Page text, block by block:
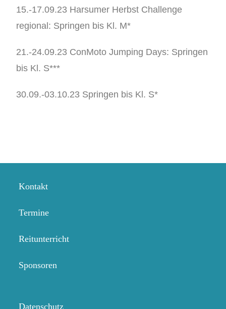
15.-17.09.23 Harsumer Herbst Challenge
regional: Springen bis Kl. M*
21.-24.09.23 ConMoto Jumping Days: Springen
bis Kl. S***
30.09.-03.10.23 Springen bis Kl. S*
Kontakt
Termine
Reitunterricht
Sponsoren
Datenschutz